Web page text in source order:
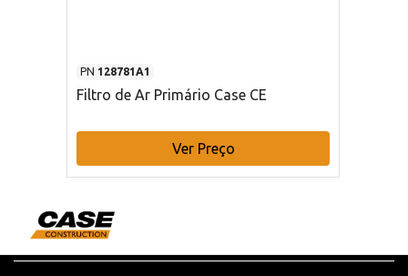
PN 128781A1
Filtro de Ar Primário Case CE
Ver Preço